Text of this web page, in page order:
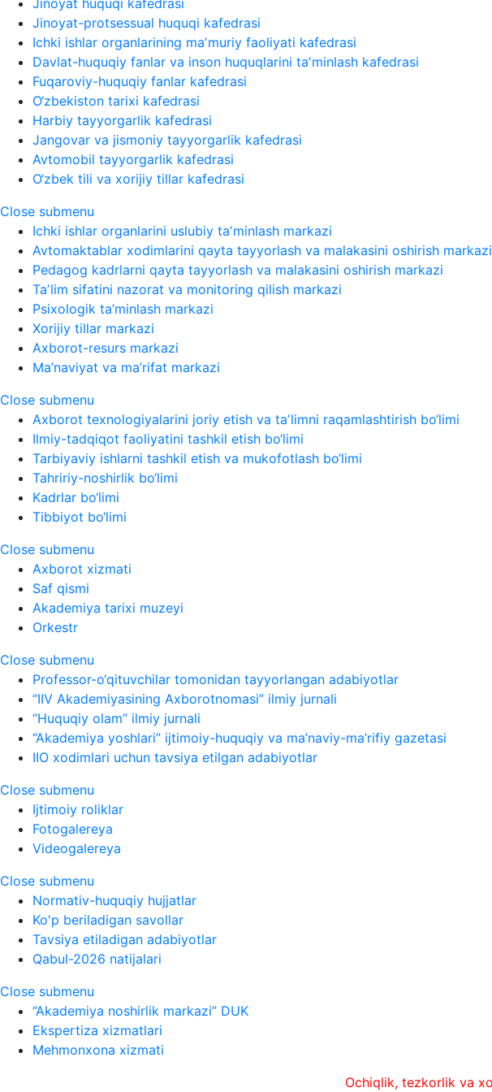
Jinoyat huquqi kafedrasi
Jinoyat-protsessual huquqi kafedrasi
Ichki ishlar organlarining maʼmuriy faoliyati kafedrasi
Davlat-huquqiy fanlar va inson huquqlarini taʼminlash kafedrasi
Fuqaroviy-huquqiy fanlar kafedrasi
O‘zbekiston tarixi kafedrasi
Harbiy tayyorgarlik kafedrasi
Jangovar va jismoniy tayyorgarlik kafedrasi
Avtomobil tayyorgarlik kafedrasi
O‘zbek tili va xorijiy tillar kafedrasi
Close submenu
Ichki ishlar organlarini uslubiy taʼminlash markazi
Avtomaktablar xodimlarini qayta tayyorlash va malakasini oshirish markazi
Pedagog kadrlarni qayta tayyorlash va malakasini oshirish markazi
Taʼlim sifatini nazorat va monitoring qilish markazi
Psixologik ta’minlash markazi
Xorijiy tillar markazi
Axborot-resurs markazi
Ma’naviyat va ma’rifat markazi
Close submenu
Axborot texnologiyalarini joriy etish va taʼlimni raqamlashtirish bo‘limi
Ilmiy-tadqiqot faoliyatini tashkil etish bo‘limi
Tarbiyaviy ishlarni tashkil etish va mukofotlash bo‘limi
Tahririy-noshirlik bo‘limi
Kadrlar bo‘limi
Tibbiyot bo‘limi
Close submenu
Axborot xizmati
Saf qismi
Akademiya tarixi muzeyi
Orkestr
Close submenu
Professor-o‘qituvchilar tomonidan tayyorlangan adabiyotlar
“IIV Akademiyasining Axborotnomasi” ilmiy jurnali
“Huquqiy olam” ilmiy jurnali
“Akademiya yoshlari” ijtimoiy-huquqiy va ma’naviy-ma’rifiy gazetasi
IIO xodimlari uchun tavsiya etilgan adabiyotlar
Close submenu
Ijtimoiy roliklar
Fotogalereya
Videogalereya
Close submenu
Normativ-huquqiy hujjatlar
Ko'p beriladigan savollar
Tavsiya etiladigan adabiyotlar
Qabul-2026 natijalari
Close submenu
“Akademiya noshirlik markazi” DUK
Ekspertiza xizmatlari
Mehmonxona xizmati
Ochiqlik, tezkorlik va xolislik